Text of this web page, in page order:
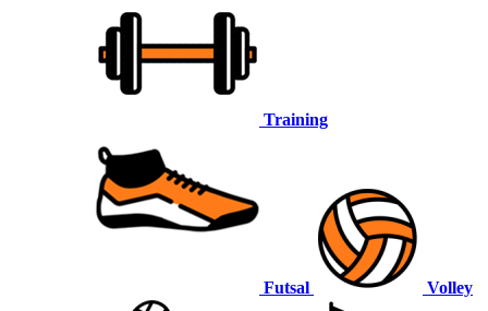
Training
Futsal Volley